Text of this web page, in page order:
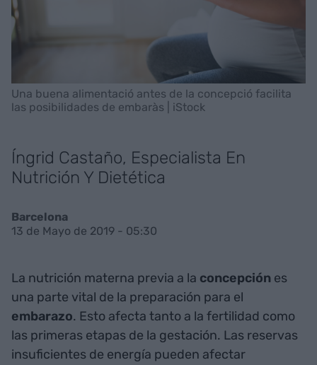
Una buena alimentació antes de la concepció facilita
las posibilidades de embaràs | iStock
Íngrid Castaño, Especialista En
Nutrición Y Dietética
Barcelona
13 de Mayo de 2019 - 05:30
La nutrición materna previa a la concepción es
una parte vital de la preparación para el
embarazo. Esto afecta tanto a la fertilidad como
las primeras etapas de la gestación. Las reservas
insuficientes de energía pueden afectar